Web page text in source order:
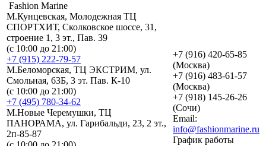
Fashion Marine
М.Кунцевская, Молодежная ТЦ
СПОРТХИТ, Сколковское шоссе, 31,
строение 1, 3 эт., Пав. 39
(с 10:00 до 21:00)
+7 (915) 222-79-57
М.Беломорская, ТЦ ЭКСТРИМ, ул.
Смольная, 63Б, 3 эт. Пав. К-10
(с 10:00 до 21:00)
+7 (495) 780-34-62
М.Новые Черемушки, ТЦ
ПАНОРАМА, ул. Гарибальди, 23, 2 эт.,
2п-85-87
+7 (916) 420-65-85
(Москва)
+7 (916) 483-61-57
(Москва)
+7 (918) 145-26-26
(Сочи)
Email:
info@fashionmarine.ru
График работы